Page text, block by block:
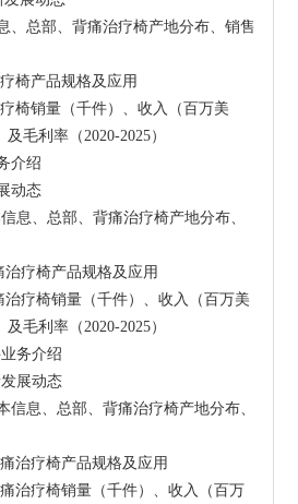
毛利率（2020-2025）
毛利率（2020-2025）